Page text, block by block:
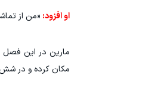
او افزود: «من از
مکان کرده و در شش